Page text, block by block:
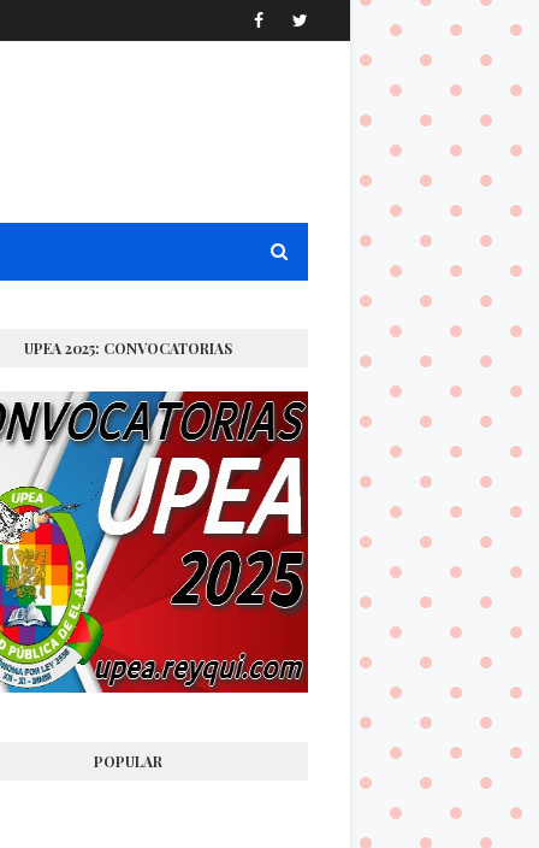
UPEA 2025: CONVOCATORIAS
POPULAR